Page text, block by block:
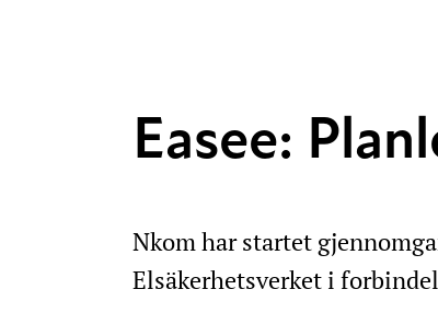
Easee:
Nkom har startet
Elsäkerhetsverket i